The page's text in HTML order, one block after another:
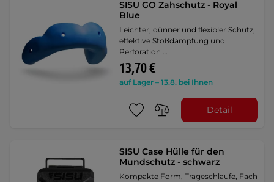
SISU GO Zahschutz - Royal
Blue
Leichter, dünner und flexibler Schutz,
effektive Stoßdämpfung und
Perforation …
13,70 €
auf Lager – 13.8. bei Ihnen
Detail
SISU Case Hülle für den
Mundschutz - schwarz
Kompakte Form, Trageschlaufe, Fach